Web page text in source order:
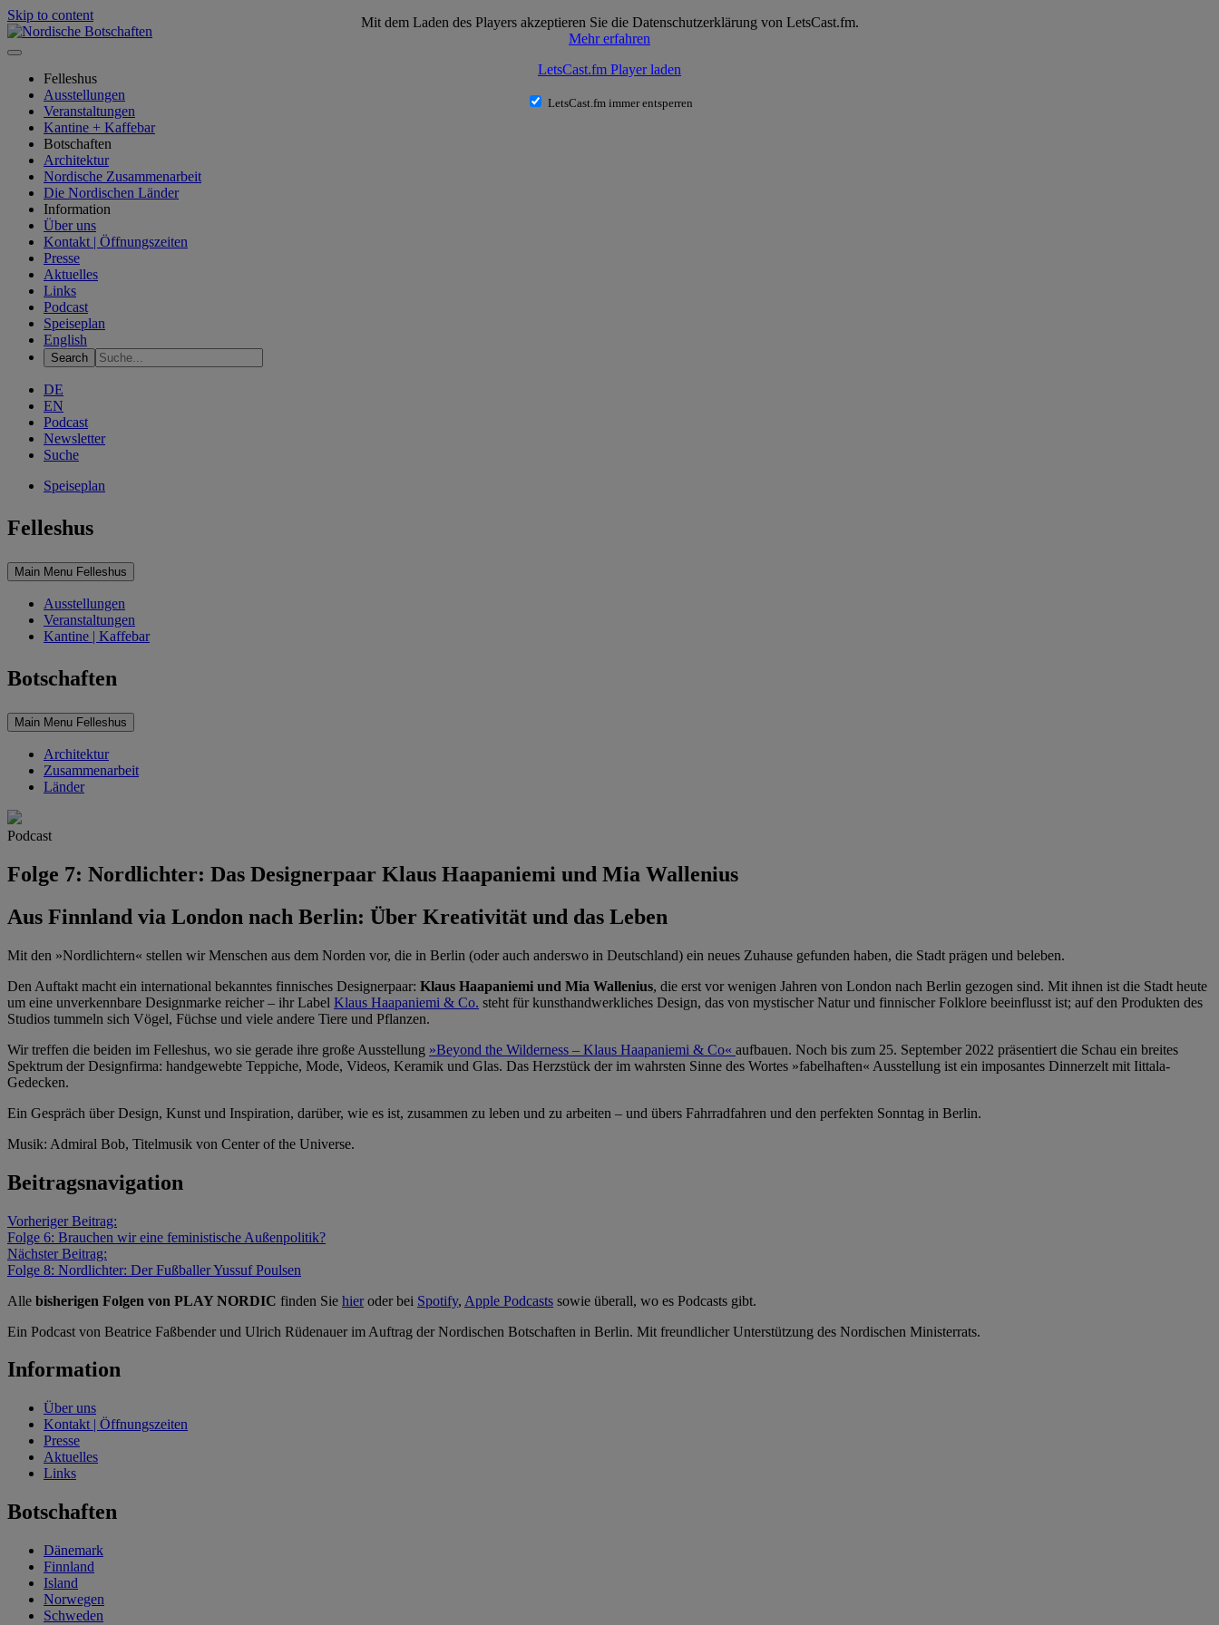
Skip to content
Felleshus
Ausstellungen
Veranstaltungen
Kantine + Kaffebar
Botschaften
Architektur
Nordische Zusammenarbeit
Die Nordischen Länder
Information
Über uns
Kontakt | Öffnungszeiten
Presse
Aktuelles
Links
Podcast
Speiseplan
English
DE
EN
Podcast
Newsletter
Suche
Speiseplan
Felleshus
Main Menu Felleshus
Ausstellungen
Veranstaltungen
Kantine | Kaffebar
Botschaften
Main Menu Felleshus
Architektur
Zusammenarbeit
Länder
Podcast
Folge 7: Nordlichter: Das Designerpaar Klaus Haapaniemi und Mia Wallenius
Aus Finnland via London nach Berlin: Über Kreativität und das Leben
Mit dem Laden des Players akzeptieren Sie die Datenschutzerklärung von LetsCast.fm.
Mehr erfahren
LetsCast.fm Player laden
LetsCast.fm immer entsperren
Mit den »Nordlichtern« stellen wir Menschen aus dem Norden vor, die in Berlin (oder auch anderswo in Deutschland) ein neues Zuhause gefunden haben, die Stadt prägen und beleben.
Den Auftakt macht ein international bekanntes finnisches Designerpaar: Klaus Haapaniemi und Mia Wallenius, die erst vor wenigen Jahren von London nach Berlin gezogen sind. Mit ihnen ist die Stadt heute
um eine unverkennbare Designmarke reicher – ihr Label Klaus Haapaniemi & Co. steht für kunsthandwerkliches Design, das von mystischer Natur und finnischer Folklore beeinflusst ist; auf den Produkten des
Studios tummeln sich Vögel, Füchse und viele andere Tiere und Pflanzen.
Wir treffen die beiden im Felleshus, wo sie gerade ihre große Ausstellung »Beyond the Wilderness – Klaus Haapaniemi & Co« aufbauen. Noch bis zum 25. September 2022 präsentiert die Schau ein breites
Spektrum der Designfirma: handgewebte Teppiche, Mode, Videos, Keramik und Glas. Das Herzstück der im wahrsten Sinne des Wortes »fabelhaften« Ausstellung ist ein imposantes Dinnerzelt mit Iittala-
Gedecken.
Ein Gespräch über Design, Kunst und Inspiration, darüber, wie es ist, zusammen zu leben und zu arbeiten – und übers Fahrradfahren und den perfekten Sonntag in Berlin.
Musik: Admiral Bob, Titelmusik von Center of the Universe.
Beitragsnavigation
Vorheriger Beitrag:
Folge 6: Brauchen wir eine feministische Außenpolitik?
Nächster Beitrag:
Folge 8: Nordlichter: Der Fußballer Yussuf Poulsen
Alle bisherigen Folgen von PLAY NORDIC finden Sie hieroder bei Spotify, Apple Podcasts sowie überall, wo es Podcasts gibt.
Ein Podcast von Beatrice Faßbender und Ulrich Rüdenauer im Auftrag der Nordischen Botschaften in Berlin. Mit freundlicher Unterstützung des Nordischen Ministerrats.
Information
Über uns
Kontakt | Öffnungszeiten
Presse
Aktuelles
Links
Botschaften
Dänemark
Finnland
Island
Norwegen
Schweden